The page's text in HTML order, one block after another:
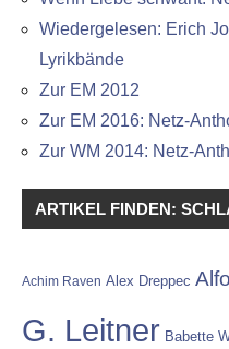
Wiedergelesen: Erich
Lyrikbände
Zur EM 2012
Zur EM 2016: Netz-
Zur WM 2014: Netz-
ARTIKEL FINDEN:
Achim Raven Alex Dreppec
G. Leitner Babette